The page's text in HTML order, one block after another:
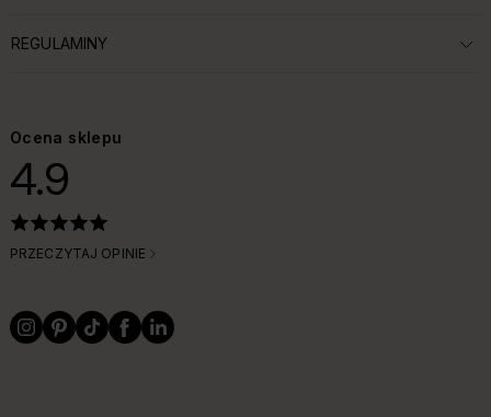
ROZWIŃ SEKCJĘ:
REGULAMINY
Ocena sklepu
4.9
PRZECZYTAJ OPINIE